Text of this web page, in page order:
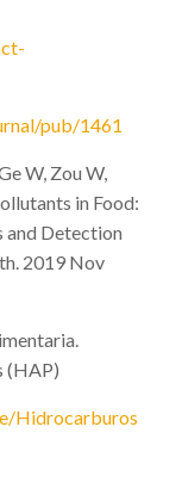
pub/1461
W, Zou W,
in Food:
and Detection
2019 Nov
(HAP)
Hidrocarburos